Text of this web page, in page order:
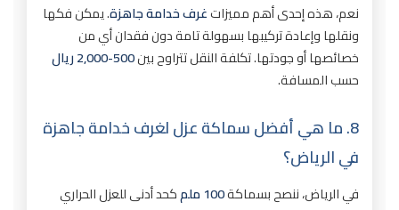
نعم، هذه إحدى أهم مميزاتغرف خدامة جاهزة. يمكن فكها
ونقلها وإعادة تركيبها بسهولة تامة دون فقدان أي من
خصائصها أو جودتها. تكلفة النقل تتراوح بين500-2,000 ريال
حسب المسافة.
8. ما هي أفضل سماكة عزل لغرف خدامة جاهزة
في الرياض؟
في الرياض، ننصح بسماكة100 ملم
كحد أدنى للعزل الحراري